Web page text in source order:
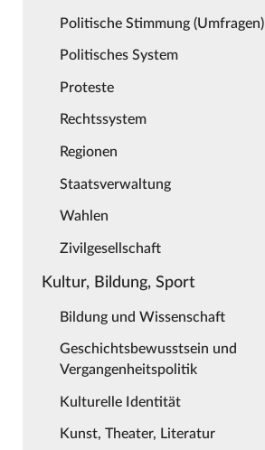
Politische Stimmung (Umfragen)
Politisches System
Proteste
Rechtssystem
Regionen
Staatsverwaltung
Wahlen
Zivilgesellschaft
Kultur, Bildung, Sport
Bildung und Wissenschaft
Geschichtsbewusstsein und
Vergangenheitspolitik
Kulturelle Identität
Kunst, Theater, Literatur